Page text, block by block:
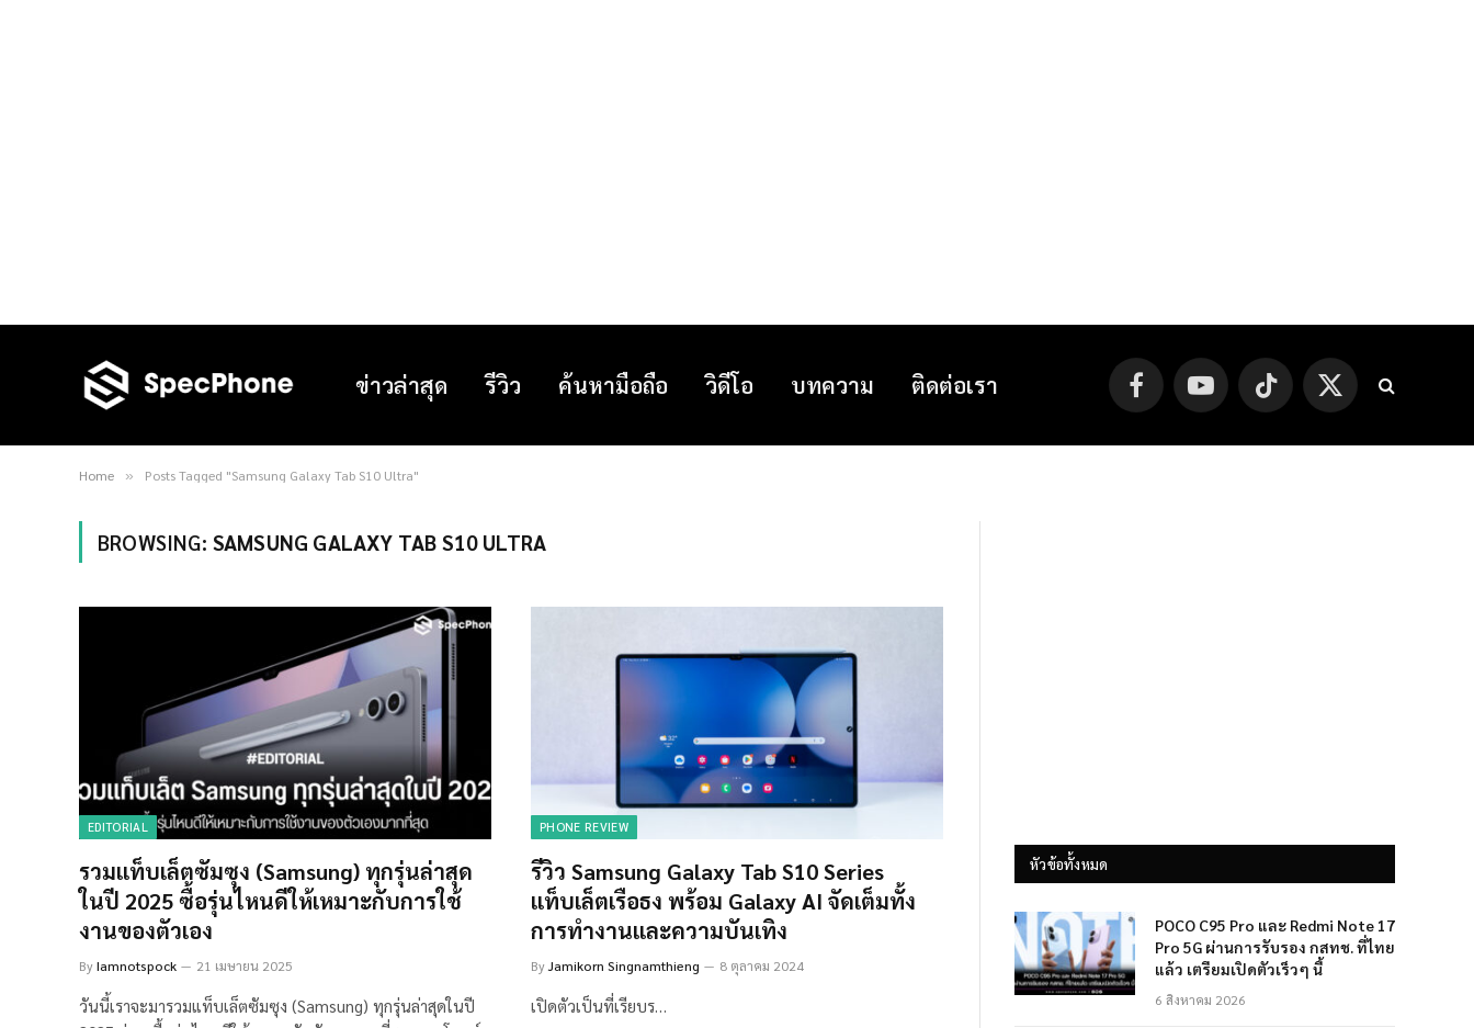
ข่าวล่าสุด รีวิว ค้นหามือถือ วิดีโอ บทความ ติดต่อเรา FacebookYouTube TikTok
X
(Twitter)
Home » Posts Tagged "Samsung Galaxy Tab S10 Ultra"
BROWSING: SAMSUNG GALAXY TAB S10 ULTRA
EDITORIAL
รวมแท็บเล็ตซัมซุง (Samsung) ทุกรุ่นล่าสุด
ในปี 2025 ซื้อรุ่นไหนดีให้เหมาะกับการใช้
งานของตัวเอง
ByIamnotspock 21 เมษายน 2025
วันนี้เราจะมารวมแท็บเล็ตซัมซุง (Samsung) ทุกรุ่นล่าสุดในปี
PHONE REVIEW
รีวิว Samsung Galaxy Tab S10 Series
แท็บเล็ตเรือธง พร้อม Galaxy AI จัดเต็มทั้ง
การทำงานและความบันเทิง
ByJamikorn Singnamthieng 8 ตุลาคม 2024
เปิดตัวเป็นที่เรียบร…
หัวข้อทั้งหมด
POCO C95 Pro และ Redmi Note 17
Pro 5G ผ่านการรับรอง กสทช. ที่ไทย
แล้ว เตรียมเปิดตัวเร็วๆ นี้
6 สิงหาคม 2026